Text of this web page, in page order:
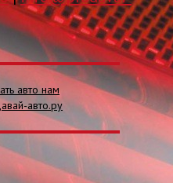
авто нам
авто.ру